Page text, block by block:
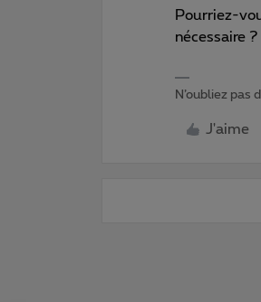
Pourriez-
nécessaire ?
N’oubliez pas
J'aime